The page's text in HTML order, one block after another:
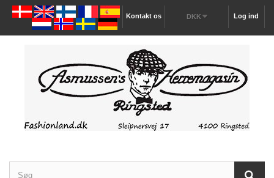
Log ind
DKK
Kontakt os